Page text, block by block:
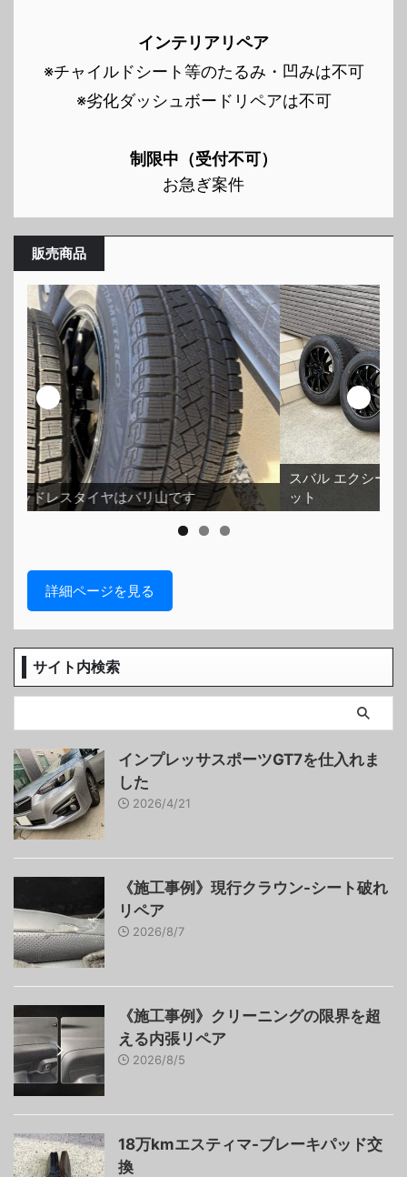
インテリアリペア
※チャイルドシート等のたるみ・凹みは不可
※劣化ダッシュボードリペアは不可
制限中（受付不可）
お急ぎ案件
販売商品
スバル エクシーガで使用できるスタッドレスタイヤセ
ット
詳細ページを見る
サイト内検索
インプレッサスポーツGT7を仕入れま
した
2026/4/21
《施工事例》現行クラウン-シート破れ
リペア
2026/8/7
《施工事例》クリーニングの限界を超
える内張リペア
2026/8/5
18万kmエスティマ-ブレーキパッド交
換